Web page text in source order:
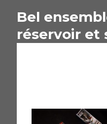
Bel
réservoir et